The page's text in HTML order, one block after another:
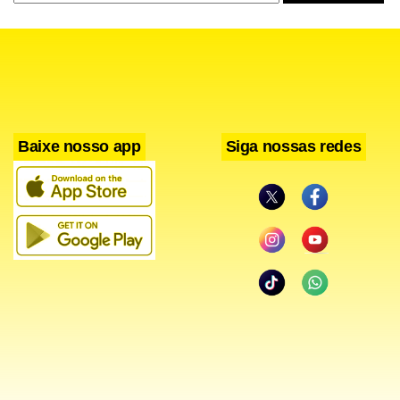
urinário fraco, sensação de não esvaziar completamente a
Dr. Fábio no centro cirúrgico
O Urolift surgiu então como uma abordagem inovadora
para tratar a HPB, oferecendo aos pacientes uma
alternativa segura e eficaz. Diferentemente de
procedimentos tradicionais, o Urolift não requer
Baixe nosso app Siga nossas redes